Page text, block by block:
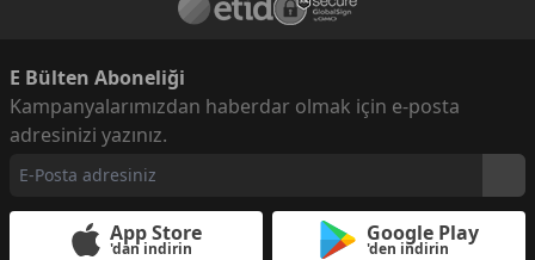
E Bülten Aboneliği
Kampanyalarımızdan haberdar olmak için e-posta
adresinizi yazınız.
App Store
'dan indirin
Google Play
'den indirin